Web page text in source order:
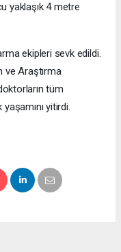
yaklaşık 4 metre
ekipleri sevk edildi.
ve Araştırma
tüm
yitirdi.